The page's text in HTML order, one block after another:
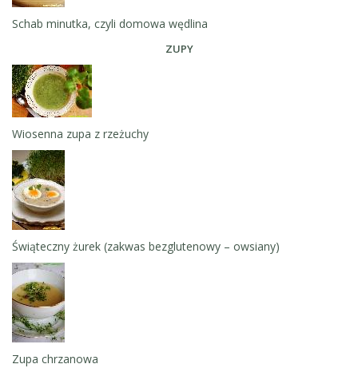
Schab minutka, czyli domowa wędlina
ZUPY
Wiosenna zupa z rzeżuchy
Świąteczny żurek (zakwas bezglutenowy – owsiany)
Zupa chrzanowa